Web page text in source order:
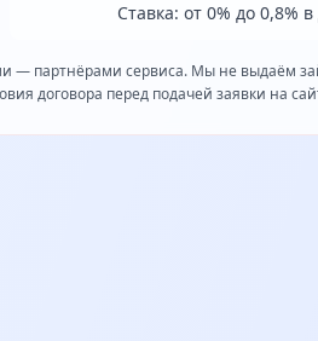
Ставка: от 0% до 0,8%
— партнёрами сервиса. Мы не выдаём
договора перед подачей заявки на